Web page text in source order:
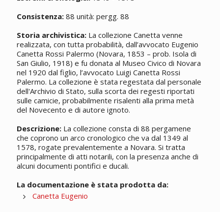
Consistenza:88 unità: pergg. 88
Storia archivistica:La collezione Canetta venne
realizzata, con tutta probabilità, dall’avvocato Eugenio
Canetta Rossi Palermo (Novara, 1853 – prob. Isola di
San Giulio, 1918) e fu donata al Museo Civico di Novara
nel 1920 dal figlio, l’avvocato Luigi Canetta Rossi
Palermo. La collezione è stata regestata dal personale
dell'Archivio di Stato, sulla scorta dei regesti riportati
sulle camicie, probabilmente risalenti alla prima metà
del Novecento e di autore ignoto.
Descrizione:La collezione consta di 88 pergamene
che coprono un arco cronologico che va dal 1349 al
1578, rogate prevalentemente a Novara. Si tratta
principalmente di atti notarili, con la presenza anche di
alcuni documenti pontifici e ducali.
La documentazione è stata prodotta da:
Canetta Eugenio